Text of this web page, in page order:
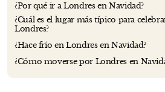
¿Por qué ir a Londres en Navidad?
¿Cuál es el lugar más típico para
Londres?
¿Hace frío en Londres en Navidad?
¿Cómo moverse por Londres en